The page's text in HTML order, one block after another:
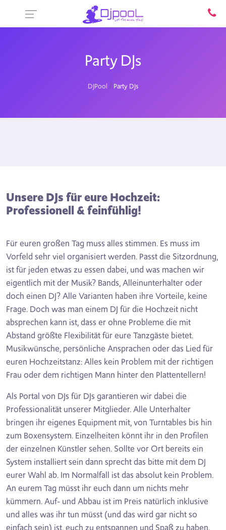
Party DJs
DJPool Party DJs
Unsere DJs für eure Hochzeit:
Professionell & feinfühlig!
Für euren großen Tag muss alles stimmen. Es muss im
Vorfeld sehr viel organisiert werden. Passt die Sitzordnung,
ist für jeden etwas zu essen dabei, und was machen wir
eigentlich mit der Musik? Bands, Alleinunterhalter oder
doch einen DJ? Alle Varianten haben ihre Vorteile, keine
Frage. Doch was man einem DJ für die Hochzeit nicht
absprechen kann ist, dass er ohne Probleme die mit
Abstand größte Flexibilität für eure Tanzgäste bietet.
Musikwünsche, persönliche Ansprachen oder das Lied für
euren Hochzeitstanz: Alles kein Problem mit der richtigen
Frau oder dem richtigen Mann hinter den Plattentellern!
Als Portal von DJs für DJs garantieren wir dabei die
Professionalität unserer Mitglieder. Alle Unterhalter
bringen ihr eigenes Equipment mit, von Turntables bis hin
zum Boxensystem. Einzelheiten könnt ihr in den Profilen
der einzelnen Künstler sehen. Sollte vor Ort bereits ein
System installiert sein dann sprecht das bitte mit dem DJ
eurer Wahl ab. Im Normalfall ist das absolut kein Problem.
An eurem Tag müsst ihr euch dann um nichts mehr
kümmern. Auf- und Abbau ist im Preis natürlich inklusive
und alles was ihr tun müsst (und das wird gar nicht so
einfach sein) ist, euch zu entspannen und Spaß zu haben.